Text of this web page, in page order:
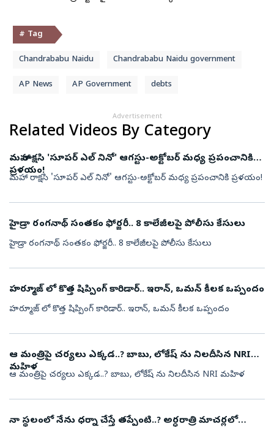
# Tag
Chandrababu Naidu Chandrababu Naidu government
AP News AP Government debts
Advertisement
Related Videos By Category
మహా రాక్షసి 'సూపర్ ఎల్ నినో' ఆగస్టు-అక్టోబర్ మధ్య ప్రపంచానికి
ప్రళయం!
మహా రాక్షసి 'సూపర్ ఎల్ నినో' ఆగస్టు-అక్టోబర్ మధ్య ప్రపంచానికి ప్రళయం!
హైడ్రా రంగనాథ్ సంతకం ఫోర్జరీ.. 8 కాలేజీలపై పోలీసు కేసులు
హైడ్రా రంగనాథ్ సంతకం ఫోర్జరీ.. 8 కాలేజీలపై పోలీసు కేసులు
హర్మూజ్ లో కొత్త షిప్పింగ్ కారిడార్.. ఇరాన్, ఒమన్ కీలక ఒప్పందం
హర్మూజ్ లో కొత్త షిప్పింగ్ కారిడార్.. ఇరాన్, ఒమన్ కీలక ఒప్పందం
ఆ మంత్రిపై చర్యలు ఎక్కడ..? బాబు, లోకేష్ ను నిలదీసిన NRI
మహిళ
ఆ మంత్రిపై చర్యలు ఎక్కడ..? బాబు, లోకేష్ ను నిలదీసిన NRI మహిళ
నా స్థలంలో నేను ధర్నా చేస్తే తప్పేంటి..? అర్ధరాత్రి మాచర్లలో